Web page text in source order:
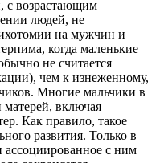
с возрастающим
людей, не
на мужчин и
когда маленькие
не считается
чем к изнеженному,
Многие мальчики в
включая
Как правило, такое
развития. Только в
ассоциированное с ним